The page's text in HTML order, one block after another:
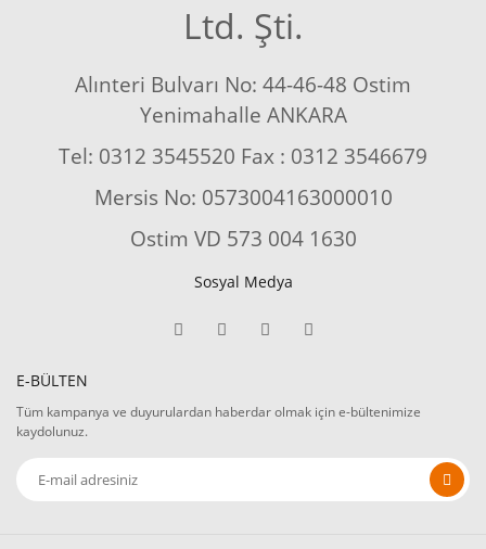
Ltd. Şti.
Alınteri Bulvarı No: 44-46-48 Ostim
Yenimahalle ANKARA
Tel: 0312 3545520 Fax : 0312 3546679
Mersis No: 0573004163000010
Ostim VD 573 004 1630
Sosyal Medya
E-BÜLTEN
Tüm kampanya ve duyurulardan haberdar olmak için e-bültenimize
kaydolunuz.